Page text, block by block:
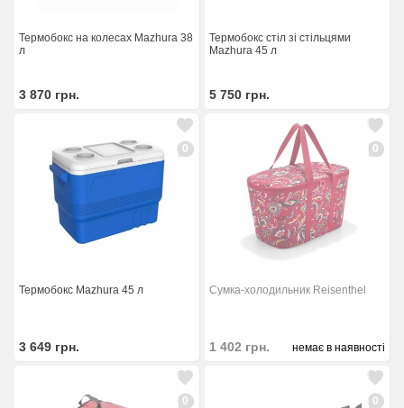
Термобокс на колесах Mazhura 38
л
3 870 грн.
Термобокс стіл зі стільцями
Mazhura 45 л
5 750 грн.
0
Термобокс Mazhura 45 л
3 649 грн.
0
Сумка-холодильник Reisenthel
1 402 грн. немає в наявності
0 0